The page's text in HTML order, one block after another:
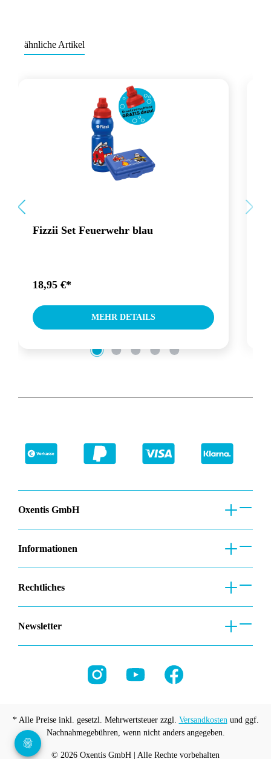
ähnliche Artikel
Fizzii Set Feuerwehr blau
18,95 €*
MEHR DETAILS
Oxentis GmbH
Informationen
Rechtliches
Newsletter
* Alle Preise inkl. gesetzl. Mehrwertsteuer zzgl. Versandkostenund ggf.
Nachnahmegebühren, wenn nicht anders angegeben.
© 2026 Oxentis GmbH | Alle Rechte vorbehalten